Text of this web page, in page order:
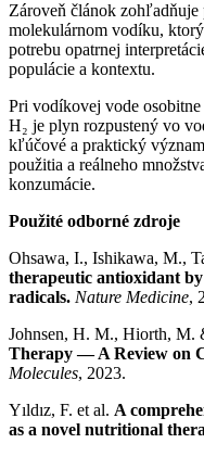
Zároveň článok
molekulárnom vodíku,
potrebu opatrnej
populácie a kontextu.
Pri vodíkovej vode
H₂ je plyn rozpustený vo
kľúčové a praktický
použitia a reálneho
konzumácie.
Použité odborné zdroje
Ohsawa, I., Ishikawa, M.,
therapeutic antioxidant
radicals. Nature Medicine,
Johnsen, H. M., Hiorth, M.
Therapy — A Review on
Molecules, 2023.
Yıldız, F. et al. A
as a novel nutritional